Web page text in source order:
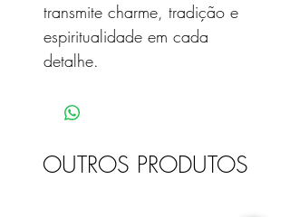
transmite charme, tradição e
espiritualidade em cada
detalhe.
OUTROS PRODUTOS